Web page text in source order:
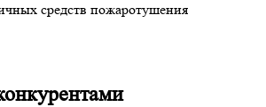
средств пожаротушения